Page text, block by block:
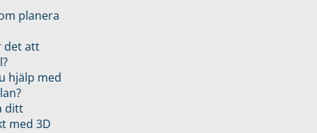
planera
det att
hjälp med
ditt
med 3D